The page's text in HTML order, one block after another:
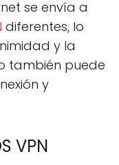
se envía a
diferentes, lo
y la
también puede
y
VPN